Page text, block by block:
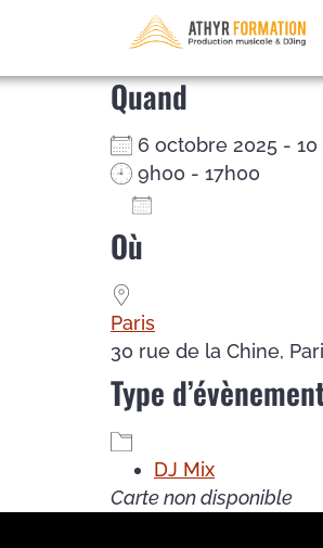
DJ Mix –
Quand
6 octobre 2025 -
9h00 - 17h00
Où
Paris
30 rue de la Chine,
Type
DJ Mix
Carte non disponible